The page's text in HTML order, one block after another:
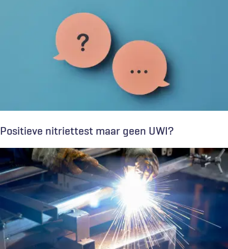
Positieve nitriettest maar geen UWI?